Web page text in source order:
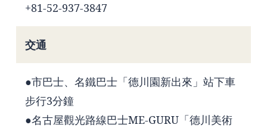
+81-52-937-3847
交通
●市巴士、名鐵巴士「德川園新出來」站下車
步行3分鐘
●名古屋觀光路線巴士ME-GURU「德川美術